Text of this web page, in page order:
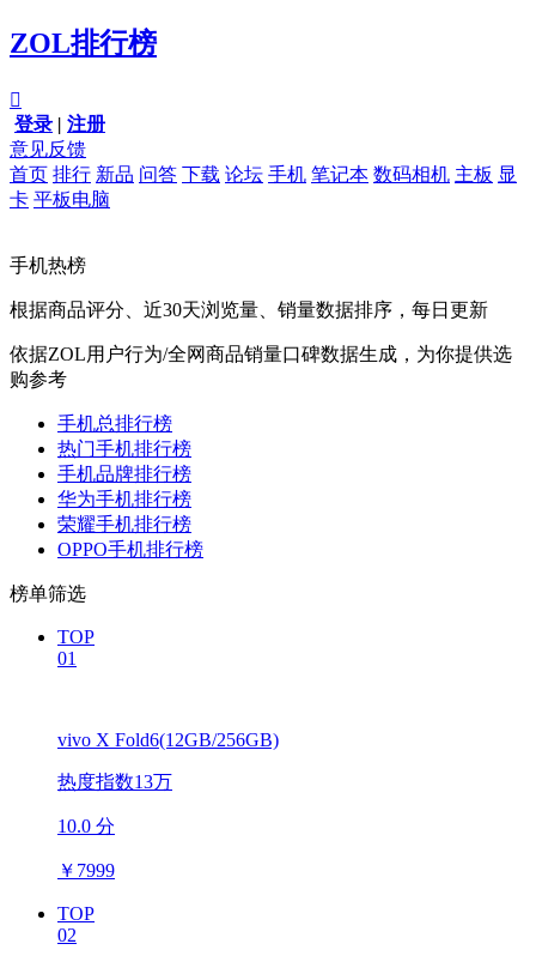
ZOL排行榜

登录 | 注册
意见反馈
首页 排行 新品 问答 下载 论坛 手机 笔记本 数码相机 主板 显
卡 平板电脑
手机热榜
根据商品评分、近30天浏览量、销量数据排序，每日更新
依据ZOL用户行为/全网商品销量口碑数据生成，为你提供选
购参考
手机总排行榜
热门手机排行榜
手机品牌排行榜
华为手机排行榜
荣耀手机排行榜
OPPO手机排行榜
榜单筛选
TOP
01
vivo X Fold6(12GB/256GB)
热度指数13万
10.0 分
￥ 7999
TOP
02